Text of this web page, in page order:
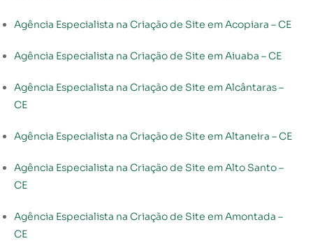
Agência Especialista na Criação de Site em Acopiara – CE
Agência Especialista na Criação de Site em Aiuaba – CE
Agência Especialista na Criação de Site em Alcântaras –
CE
Agência Especialista na Criação de Site em Altaneira – CE
Agência Especialista na Criação de Site em Alto Santo –
CE
Agência Especialista na Criação de Site em Amontada –
CE